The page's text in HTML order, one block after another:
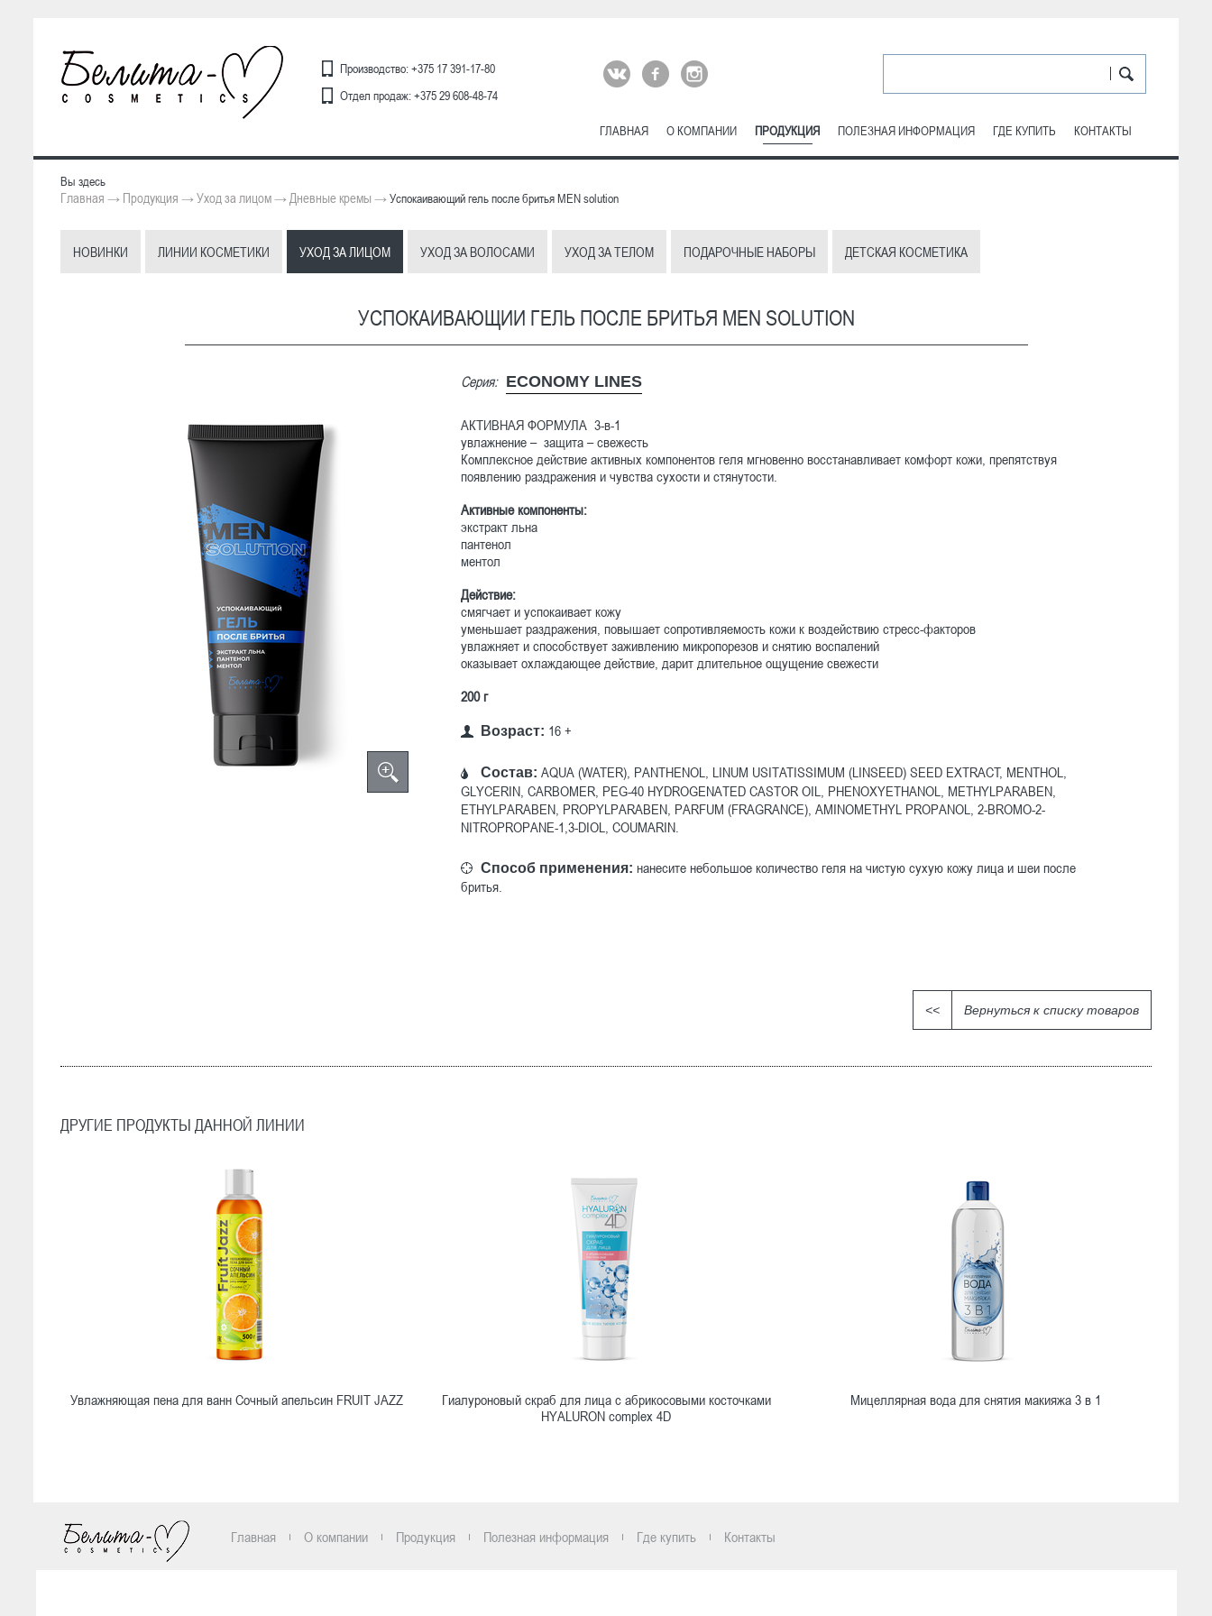
Производство: +375 17 391-17-80
Отдел продаж: +375 29 608-48-74
ГЛАВНАЯ О КОМПАНИИ ПРОДУКЦИЯ ПОЛЕЗНАЯ ИНФОРМАЦИЯ ГДЕ КУПИТЬ КОНТАКТЫ
Вы здесь
Главная → Продукция →Уход за лицом→Дневные кремы →Успокаивающий гель после бритья MEN solution
НОВИНКИ ЛИНИИ КОСМЕТИКИ УХОД ЗА ЛИЦОМ УХОД ЗА ВОЛОСАМИ УХОД ЗА ТЕЛОМ ПОДАРОЧНЫЕ НАБОРЫ ДЕТСКАЯ КОСМЕТИКА
УСПОКАИВАЮЩИЙ ГЕЛЬ ПОСЛЕ БРИТЬЯ MEN SOLUTION
Серия: ECONOMY LINES
АКТИВНАЯ ФОРМУЛА 3-в-1
увлажнение – защита – свежесть
Комплексное действие активных компонентов геля мгновенно восстанавливает комфорт кожи, препятствуя
появлению раздражения и чувства сухости и стянутости.
Активные компоненты:
экстракт льна
пантенол
ментол
Действие:
смягчает и успокаивает кожу
уменьшает раздражения, повышает сопротивляемость кожи к воздействию стресс-факторов
увлажняет и способствует заживлению микропорезов и снятию воспалений
оказывает охлаждающее действие, дарит длительное ощущение свежести
200 г
Возраст: 16 +
Состав: AQUA (WATER), PANTHENOL, LINUM USITATISSIMUM (LINSEED) SEED EXTRACT, MENTHOL,
GLYCERIN, CARBOMER, PEG-40 HYDROGENATED CASTOR OIL, PHENOXYETHANOL, METHYLPARABEN,
ETHYLPARABEN, PROPYLPARABEN, PARFUM (FRAGRANCE), AMINOMETHYL PROPANOL, 2-BROMO-2-
NITROPROPANE-1,3-DIOL, COUMARIN.
Способ применения: нанесите небольшое количество геля на чистую сухую кожу лица и шеи после
бритья.
<< Вернуться к списку товаров
ДРУГИЕ ПРОДУКТЫ ДАННОЙ ЛИНИИ
Увлажняющая пена для ванн Сочный апельсин FRUIT JAZZ
Гиалуроновый скраб для лица с абрикосовыми косточками
HYALURON complex 4D
Мицеллярная вода для снятия макияжа 3 в 1
Главная О компании Продукция Полезная информация Где купить Контакты